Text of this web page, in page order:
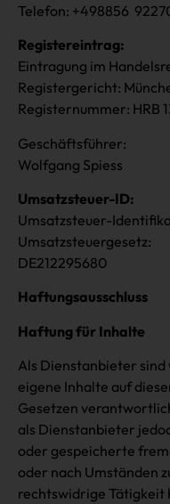
Telefon: +498856
Registereintrag:
Eintragung im
Registergericht:
Registernummer: HRB
Geschäftsführer:
Wolfgang Spiess
Umsatzsteuer-ID:
Umsatzsteuer-
Umsatzsteuergesetz:
DE212295680
Haftungsausschluss
Haftung für Inhalte
Als Dienstanbieter sind
eigene Inhalte auf
Gesetzen
als Dienstanbieter
oder gespeicherte
oder nach Umständen
rechtswidrige Tätigkeit